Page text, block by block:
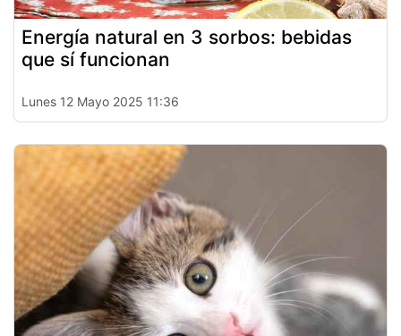
Energía natural en 3 sorbos: bebidas
que sí funcionan
Lunes 12 Mayo 2025 11:36